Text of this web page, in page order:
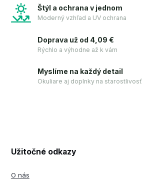
Štýl a ochrana v jednom
Moderný vzhľad a UV ochrana
Doprava už od 4,09 €
Rýchlo a výhodne až k vám
Myslíme na každý detail
Okuliare aj doplnky na starostlivosť
Užitočné odkazy
O nás